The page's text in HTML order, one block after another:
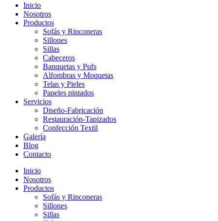
Inicio
Nosotros
Productos
Sofás y Rinconeras
Sillones
Sillas
Cabeceros
Banquetas y Pufs
Alfombras y Moquetas
Telas y Pieles
Papeles pintados
Servicios
Diseño-Fabricación
Restauración-Tapizados
Confección Textil
Galería
Blog
Contacto
Inicio
Nosotros
Productos
Sofás y Rinconeras
Sillones
Sillas